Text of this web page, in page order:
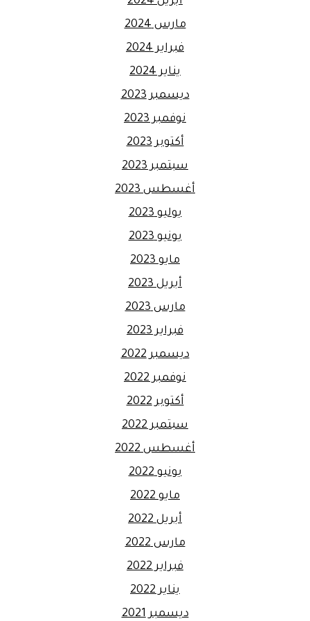
مارس 2024
فبراير 2024
يناير 2024
ديسمبر 2023
نوفمبر 2023
أكتوبر 2023
سبتمبر 2023
أغسطس 2023
يوليو 2023
يونيو 2023
مايو 2023
أبريل 2023
مارس 2023
فبراير 2023
ديسمبر 2022
نوفمبر 2022
أكتوبر 2022
سبتمبر 2022
أغسطس 2022
يونيو 2022
مايو 2022
أبريل 2022
مارس 2022
فبراير 2022
يناير 2022
ديسمبر 2021